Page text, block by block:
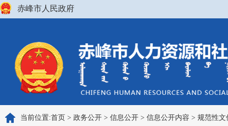
赤峰市人民政府
当前位置:首页 > 政务公开 > 信息公开 > 信息公开内容 > 规范性文